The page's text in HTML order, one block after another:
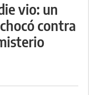
vio: un
contra